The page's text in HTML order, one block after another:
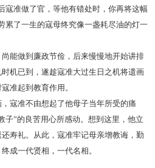
寇准做了官，等他有错处时，你再将这幅
累了一生的寇母终究像一盏耗尽油的灯一
能做到廉政节俭，后来慢慢地开始讲排
机已到，遂趁寇准大过生日之机将遗画
准起到教育作用。
寇准不由想起了他母子当年所受的痛
子”的良苦用心所感动。想到这里，他立
寿礼。从此，寇准牢记母亲增教诲，勤
成一代贤相，一代名相。